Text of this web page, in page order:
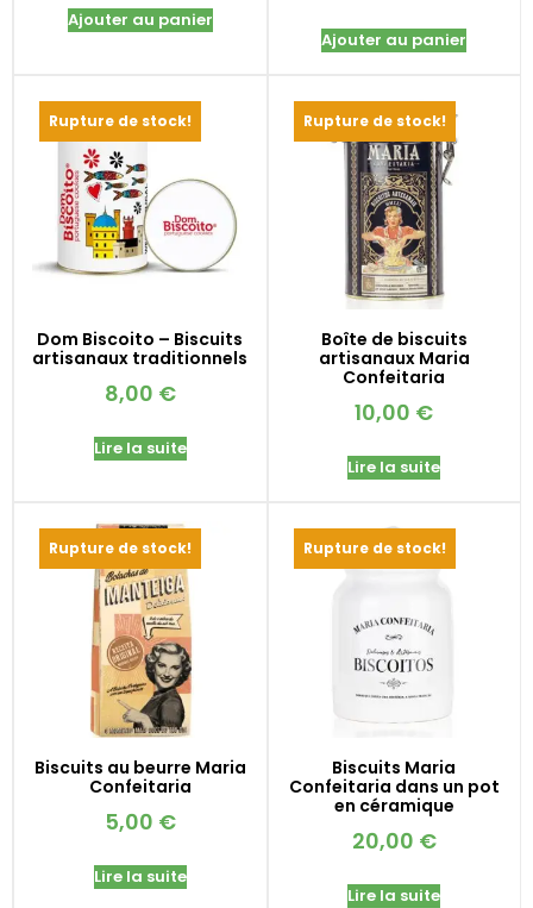
Ajouter au panier
Ajouter au panier
Rupture de stock!
Dom Biscoito – Biscuits
artisanaux traditionnels
8,00 €
Lire la suite
Rupture de stock!
Boîte de biscuits
artisanaux Maria
Confeitaria
10,00 €
Lire la suite
Rupture de stock!
Biscuits au beurre Maria
Confeitaria
5,00 €
Lire la suite
Rupture de stock!
Biscuits Maria
Confeitaria dans un pot
en céramique
20,00 €
Lire la suite